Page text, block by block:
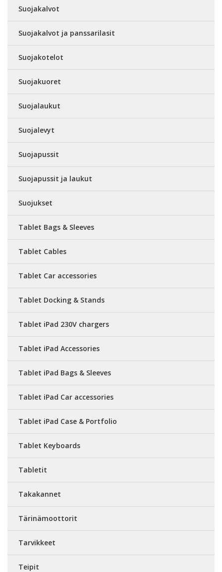
Suojakalvot
Suojakalvot ja panssarilasit
Suojakotelot
Suojakuoret
Suojalaukut
Suojalevyt
Suojapussit
Suojapussit ja laukut
Suojukset
Tablet Bags & Sleeves
Tablet Cables
Tablet Car accessories
Tablet Docking & Stands
Tablet iPad 230V chargers
Tablet iPad Accessories
Tablet iPad Bags & Sleeves
Tablet iPad Car accessories
Tablet iPad Case & Portfolio
Tablet Keyboards
Tabletit
Takakannet
Tärinämoottorit
Tarvikkeet
Teipit